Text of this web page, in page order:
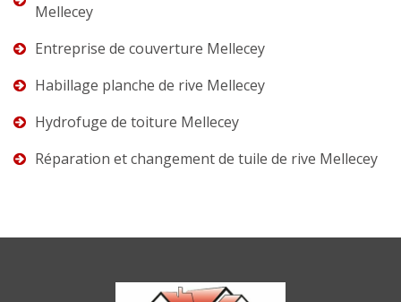
Mellecey
Entreprise de couverture Mellecey
Habillage planche de rive Mellecey
Hydrofuge de toiture Mellecey
Réparation et changement de tuile de rive Mellecey